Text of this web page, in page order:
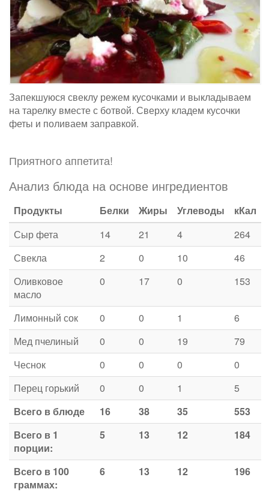
Запекшуюся свеклу режем кусочками и выкладываем
на тарелку вместе с ботвой. Сверху кладем кусочки
феты и поливаем заправкой.
Приятного аппетита!
Анализ блюда на основе ингредиентов
Продукты Белки Жиры Углеводы
кКал
Сыр фета
14 21 4
264
Свекла
2 0 10
46
Оливковое
масло
0 17 0 153
Лимонный сок 0 0 1
6
Мед пчелиный
0 0 19
79
Чеснок
0 0 0
0
Перец горький
0 0 1
5
Всего в блюде
16 38 35
553
Всего в 1
порции:
5 13 12 184
Всего в 100
граммах:
6 13 12 196